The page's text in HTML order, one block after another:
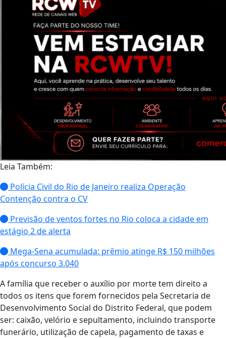
Leia Também:
Polícia Civil do Rio de Janeiro realiza Operação
Contenção contra o CV
Previsão de ventos fortes no Rio coloca a cidade em
estágio 2 de alerta
Mega-Sena acumulada: prêmio atinge R$ 150 milhões
após concurso 3.040
A família que receber o auxílio por morte tem direito a
todos os itens que forem fornecidos pela Secretaria de
Desenvolvimento Social do Distrito Federal, que podem
ser: caixão, velório e sepultamento, incluindo transporte
funerário, utilização de capela, pagamento de taxas e